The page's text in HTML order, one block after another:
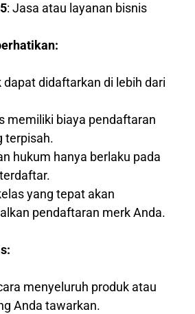
: Jasa atau layanan bisnis
dapat didaftarkan di lebih dari
memiliki biaya pendaftaran
terpisah.
hukum hanya berlaku pada
yang tepat akan
pendaftaran merk Anda.
menyeluruh produk atau
Anda tawarkan.